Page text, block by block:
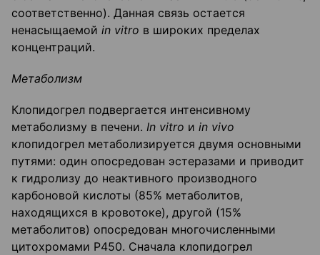
соответственно). Данная связь остается
ненасыщаемой in vitro в широких пределах
концентраций.
Метаболизм
Клопидогрел подвергается интенсивному
метаболизму в печени. In vitro и in vivo
клопидогрел метаболизируется двумя основными
путями: один опосредован эстеразами и приводит
к гидролизу до неактивного производного
карбоновой кислоты (85% метаболитов,
находящихся в кровотоке), другой (15%
метаболитов) опосредован многочисленными
цитохромами Р450. Сначала клопидогрел